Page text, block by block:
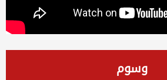
وسوم